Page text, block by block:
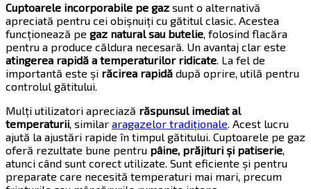
Cuptoarele incorporabile pe gaz sunt o alternativă
apreciată pentru cei obișnuiți cu gătitul clasic. Acestea
funcționează pe gaz natural sau butelie, folosind flacăra
pentru a produce căldura necesară. Un avantaj clar este
atingerea rapidă a temperaturilor ridicate. La fel de
importantă este și răcirea rapidă după oprire, utilă pentru
controlul gătitului.
Mulți utilizatori apreciază răspunsul imediat al
temperaturii, similar aragazelor tradiționale. Acest lucru
ajută la ajustări rapide în timpul gătitului. Cuptoarele pe gaz
oferă rezultate bune pentru pâine, prăjituri și patiserie,
atunci când sunt corect utilizate. Sunt eficiente și pentru
preparate care necesită temperaturi mai mari, precum